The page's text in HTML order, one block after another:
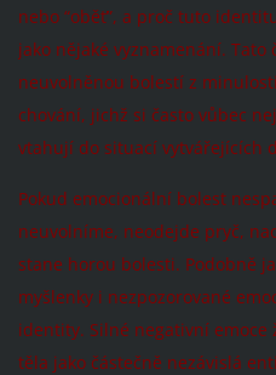
nebo “oběť”, a proč tuto
jako nějaké vyznamenání.
neuvolněnou bolestí z
chování, jichž si často vůbec
vtahují do situací vytvářejících
Pokud emocionální bolest
neuvolníme, neodejde pryč,
stane horou bolesti. Podobně
myšlenky i nezpozorované
identity. Silné negativní
těla jako částečně nezávislá